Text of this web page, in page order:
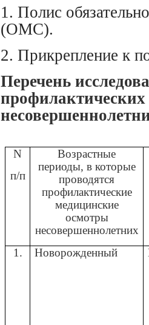
1. Полис
(ОМС).
2. Прикрепление к
Перечень
N
п/п
Возрастные
периоды, в которые
проводятся
профилактические
медицинские
осмотры
несовершеннолетних
1.
Новорожденный